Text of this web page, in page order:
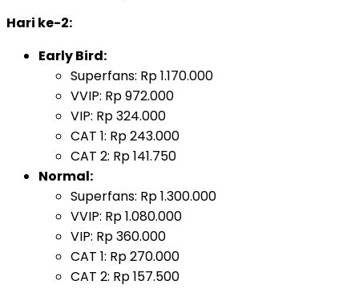
Hari ke-2:
Early Bird:
Superfans: Rp 1.170.000
VVIP: Rp 972.000
VIP: Rp 324.000
CAT 1: Rp 243.000
CAT 2: Rp 141.750
Normal:
Superfans: Rp 1.300.000
VVIP: Rp 1.080.000
VIP: Rp 360.000
CAT 1: Rp 270.000
CAT 2: Rp 157.500